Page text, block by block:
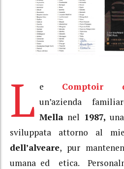
L e Comptoir
un’azienda
Mella nel 1987,
sviluppata attorno al
dell’alveare, pur
umana ed etica.